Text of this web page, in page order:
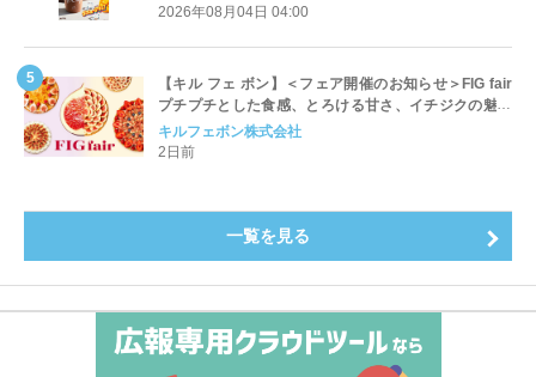
開始
2026年08月04日 04:00
【キル フェ ボン】＜フェア開催のお知らせ＞FIG fair
プチプチとした食感、とろける甘さ、イチジクの魅力
をたっぷりと。新作を含め、イチジク尽くしの全4種が
登場8月20日（木）スタート
キルフェボン株式会社
2日前
一覧を見る